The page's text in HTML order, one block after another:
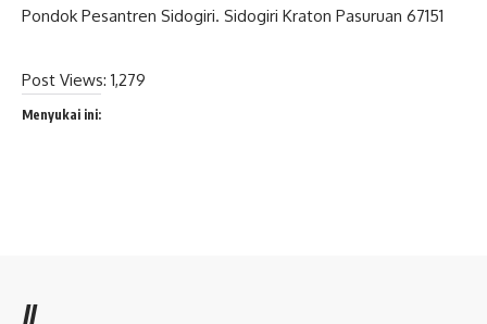
Pondok Pesantren Sidogiri. Sidogiri Kraton Pasuruan 67151
Post Views: 1,279
Menyukai ini: